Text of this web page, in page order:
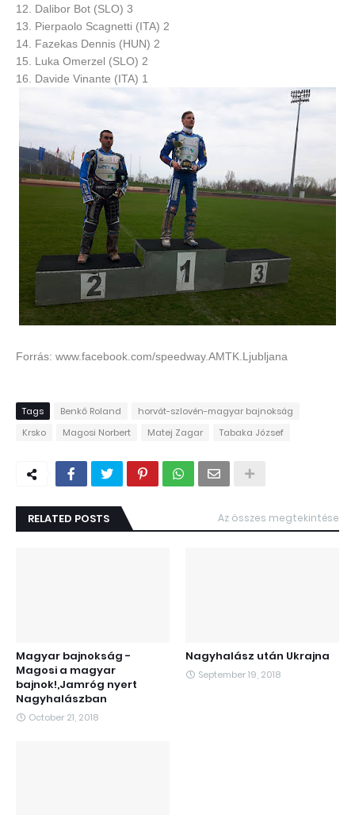
12. Dalibor Bot (SLO) 3
13. Pierpaolo Scagnetti (ITA) 2
14. Fazekas Dennis (HUN) 2
15. Luka Omerzel (SLO) 2
16. Davide Vinante (ITA) 1
Forrás: www.facebook.com/speedway.AMTK.Ljubljana
Tags Benkő Roland
horvát-szlovén-magyar bajnokság
Krsko
Magosi Norbert Matej Zagar Tabaka József
RELATED POSTS Az összes megtekintése
Magyar bajnokság -
Magosi a magyar
bajnok!,Jamróg nyert
Nagyhalászban
October 21, 2018
Nagyhalász után Ukrajna
September 19, 2018